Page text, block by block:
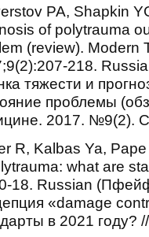
PA, Shapkin
of polytrauma
(review). Modern
218.
тяжести и
проблемы
2017. №9(2).
R, Kalbas Ya,
what are
18. Russian
«damage
в 2021